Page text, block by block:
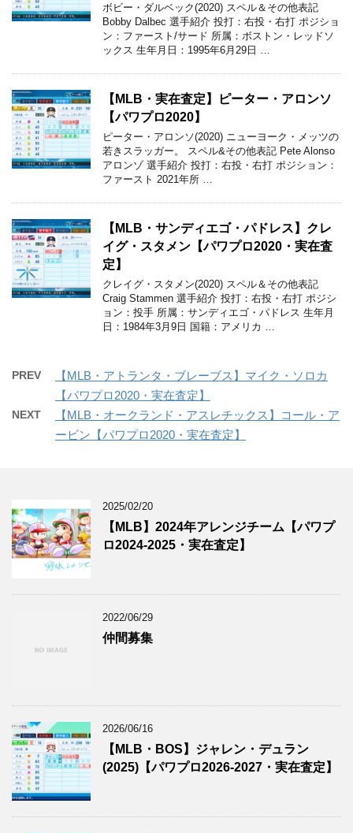
ボビー・ダルベック(2020) スペル＆その他表記
Bobby Dalbec 選手紹介 投打：右投・右打 ポジショ
ン：ファースト/サード 所属：ボストン・レッドソ
ックス 生年月日：1995年6月29日 …
【MLB・実在査定】ピーター・アロンソ
【パワプロ2020】
ピーター・アロンソ(2020) ニューヨーク・メッツの
若きスラッガー。 スペル&その他表記 Pete Alonso
アロンゾ 選手紹介 投打：右投・右打 ポジション：
ファースト 2021年所 …
【MLB・サンディエゴ・パドレス】クレ
イグ・スタメン【パワプロ2020・実在査
定】
クレイグ・スタメン(2020) スペル＆その他表記
Craig Stammen 選手紹介 投打：右投・右打 ポジシ
ョン：投手 所属：サンディエゴ・パドレス 生年月
日：1984年3月9日 国籍：アメリカ …
PREV
【MLB・アトランタ・ブレーブス】マイク・ソロカ
【パワプロ2020・実在査定】
NEXT
【MLB・オークランド・アスレチックス】コール・ア
ービン【パワプロ2020・実在査定】
2025/02/20
【MLB】2024年アレンジチーム【パワプ
ロ2024-2025・実在査定】
2022/06/29
仲間募集
2026/06/16
【MLB・BOS】ジャレン・デュラン
(2025)【パワプロ2026-2027・実在査定】